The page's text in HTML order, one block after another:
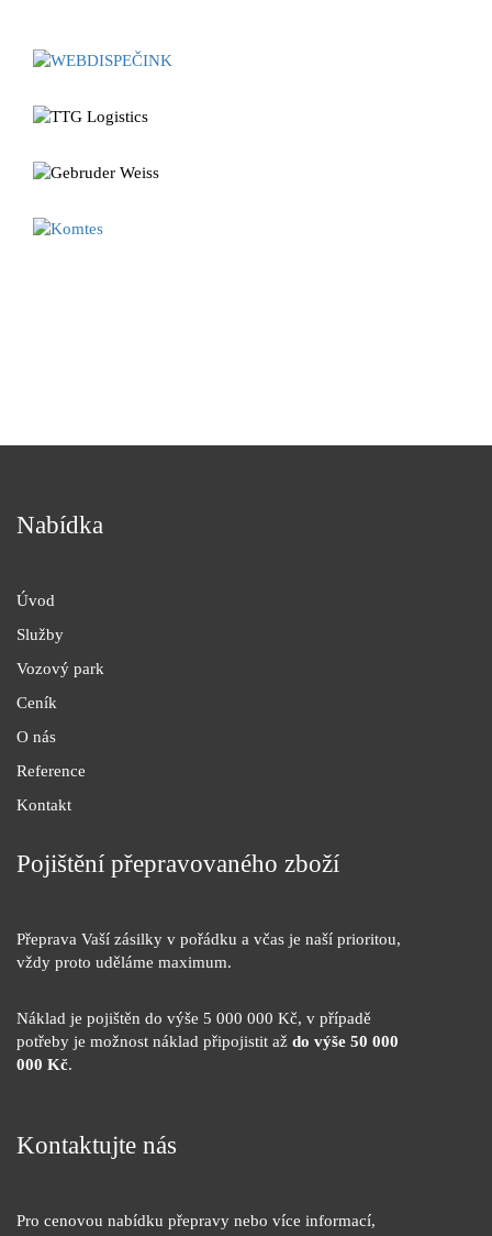
Nabídka
Úvod
Služby
Vozový park
Ceník
O nás
Reference
Kontakt
Pojištění přepravovaného zboží
Přeprava Vaší zásilky v pořádku a včas je naší prioritou,
vždy proto uděláme maximum.
Náklad je pojištěn do výše 5 000 000 Kč, v případě
potřeby je možnost náklad připojistit až do výše 50 000
000 Kč.
Kontaktujte nás
Pro cenovou nabídku přepravy nebo více informací,